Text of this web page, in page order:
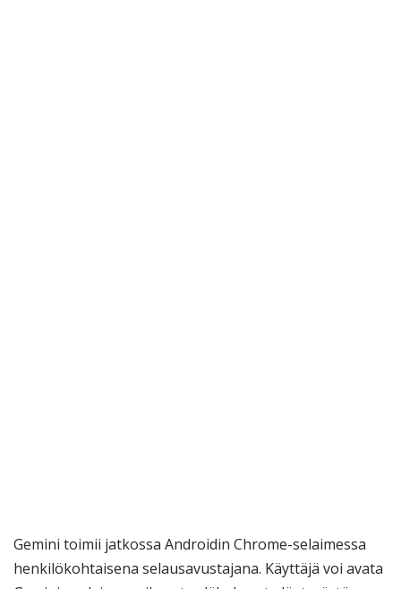
Gemini toimii jatkossa Androidin Chrome-selaimessa
henkilökohtaisena selausavustajana. Käyttäjä voi avata